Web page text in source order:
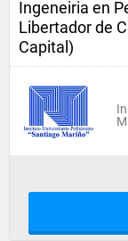
Ingeneiria en
Libertador de
Capital)